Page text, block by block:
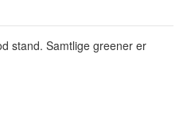
stand. Samtlige greener er